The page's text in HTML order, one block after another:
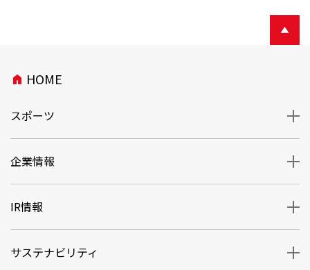
home HOME
スポーツ
企業情報
IR情報
サステナビリティ